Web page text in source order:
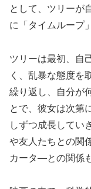
として、ツリーが
に「タイムループ
ツリーは最初、自
く、乱暴な態度を
繰り返し、自分が
とで、彼女は次第
しずつ成長してい
や友人たちとの関
カータ―との関係